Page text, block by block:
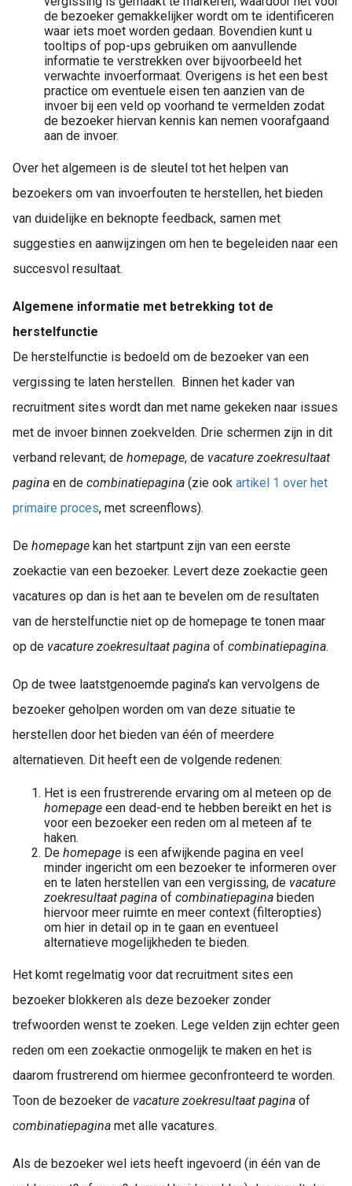
de bezoeker gemakkelijker wordt om te identificeren
waar iets moet worden gedaan. Bovendien kunt u
tooltips of pop-ups gebruiken om aanvullende
informatie te verstrekken over bijvoorbeeld het
verwachte invoerformaat. Overigens is het een best
practice om eventuele eisen ten aanzien van de
invoer bij een veld op voorhand te vermelden zodat
de bezoeker hiervan kennis kan nemen voorafgaand
aan de invoer.
Over het algemeen is de sleutel tot het helpen van
bezoekers om van invoerfouten te herstellen, het bieden
van duidelijke en beknopte feedback, samen met
suggesties en aanwijzingen om hen te begeleiden naar een
succesvol resultaat.
Algemene informatie met betrekking tot de
herstelfunctie
De herstelfunctie is bedoeld om de bezoeker van een
vergissing te laten herstellen. Binnen het kader van
recruitment sites wordt dan met name gekeken naar issues
met de invoer binnen zoekvelden. Drie schermen zijn in dit
verband relevant; de homepage, de vacature zoekresultaat
pagina en de combinatiepagina (zie ook artikel 1 over het
primaire proces, met screenflows).
De homepage kan het startpunt zijn van een eerste
zoekactie van een bezoeker. Levert deze zoekactie geen
vacatures op dan is het aan te bevelen om de resultaten
van de herstelfunctie niet op de homepage te tonen maar
op de vacature zoekresultaat pagina of combinatiepagina.
Op de twee laatstgenoemde pagina’s kan vervolgens de
bezoeker geholpen worden om van deze situatie te
herstellen door het bieden van één of meerdere
alternatieven. Dit heeft een de volgende redenen:
Het is een frustrerende ervaring om al meteen op de
homepage een dead-end te hebben bereikt en het is
voor een bezoeker een reden om al meteen af te
haken.
De homepage is een afwijkende pagina en veel
minder ingericht om een bezoeker te informeren over
en te laten herstellen van een vergissing, de vacature
zoekresultaat pagina of combinatiepagina bieden
hiervoor meer ruimte en meer context (filteropties)
om hier in detail op in te gaan en eventueel
alternatieve mogelijkheden te bieden.
Het komt regelmatig voor dat recruitment sites een
bezoeker blokkeren als deze bezoeker zonder
trefwoorden wenst te zoeken. Lege velden zijn echter geen
reden om een zoekactie onmogelijk te maken en het is
daarom frustrerend om hiermee geconfronteerd te worden.
Toon de bezoeker de vacature zoekresultaat pagina of
combinatiepagina met alle vacatures.
Als de bezoeker wel iets heeft ingevoerd (in één van de